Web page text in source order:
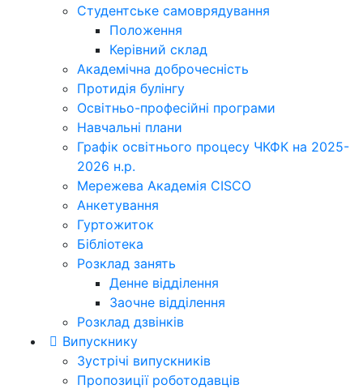
Студентське самоврядування
Положення
Керівний склад
Академічна доброчесність
Протидія булінгу
Освітньо-професійні програми
Навчальні плани
Графік освітнього процесу ЧКФК на 2025-
2026 н.р.
Мережева Академія CISCO
Анкетування
Гуртожиток
Бібліотека
Розклад занять
Денне відділення
Заочне відділення
Розклад дзвінків
Випускнику
Зустрічі випускників
Пропозиції роботодавців